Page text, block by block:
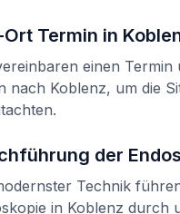
Termin in
einen Termin
nach Koblenz, um die
der
Technik
in Koblenz durch